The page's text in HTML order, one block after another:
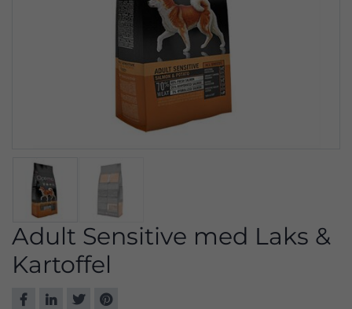
Adult Sensitive med Laks &
Kartoffel